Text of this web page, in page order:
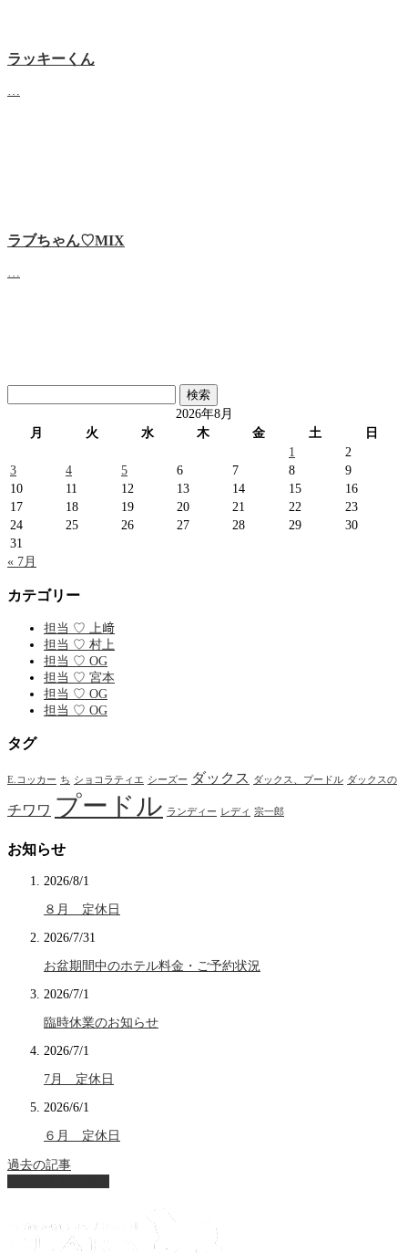
ラッキーくん
ラブちゃん♡MIX
索:
2026年8月
月
火 水 木 金 土
日
1
2
3
4 5 6 7 8
9
10
11 12 13 14 15
16
17
18 19 20 21 22
23
24
25 26 27 28 29
30
31
« 7月
カテゴリー
担当 ♡ 上﨑
担当 ♡ 村上
担当 ♡ OG
担当 ♡ 宮本
担当 ♡ OG
担当 ♡ OG
タグ
E.コッカー ち ショコラティエ シーズー ダックス ダックス、プードル ダックスの
チワワ プードル ランディー レディ 宗一郎
お知らせ
2026/8/1
８月 定休日
2026/7/31
お盆期間中のホテル料金・ご予約状況
2026/7/1
臨時休業のお知らせ
2026/7/1
7月 定休日
2026/6/1
６月 定休日
過去の記事